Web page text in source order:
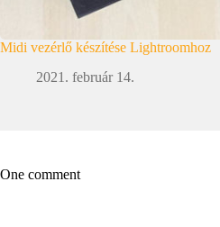
Midi vezérlő készítése Lightroomhoz
2021. február 14.
One comment